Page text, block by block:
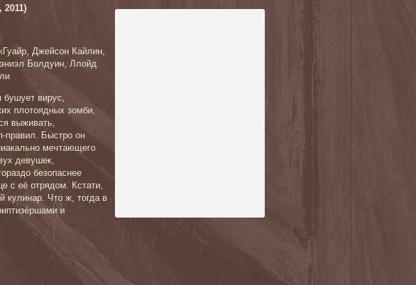
Джейсон Кайлин,
Болдуин, Ллойд
бушует вирус,
плотоядных зомби,
выживать,
правил. Быстро он
мечтающего
девушек,
безопаснее
с её отрядом. Кстати,
кулинар. Что ж, тогда в
и